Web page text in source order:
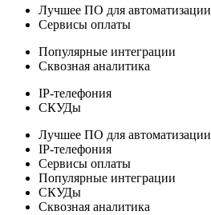
Лучшее ПО для автоматизации
Сервисы оплаты
Популярные интеграции
Сквозная аналитика
IP-телефония
СКУДы
Лучшее ПО для автоматизации
IP-телефония
Сервисы оплаты
Популярные интеграции
СКУДы
Сквозная аналитика